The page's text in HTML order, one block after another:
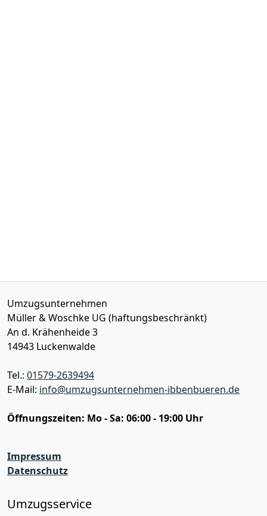
Umzugsunternehmen
Müller & Woschke UG (haftungsbeschränkt)
An d. Krähenheide 3
14943 Luckenwalde
Tel.: 01579-2639494
E-Mail: info@umzugsunternehmen-ibbenbueren.de
Öffnungszeiten: Mo - Sa: 06:00 - 19:00 Uhr
Impressum
Datenschutz
Umzugsservice